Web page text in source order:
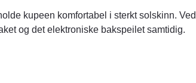
kupeen komfortabel i sterkt solskinn.
og det elektroniske bakspeilet samtidig.